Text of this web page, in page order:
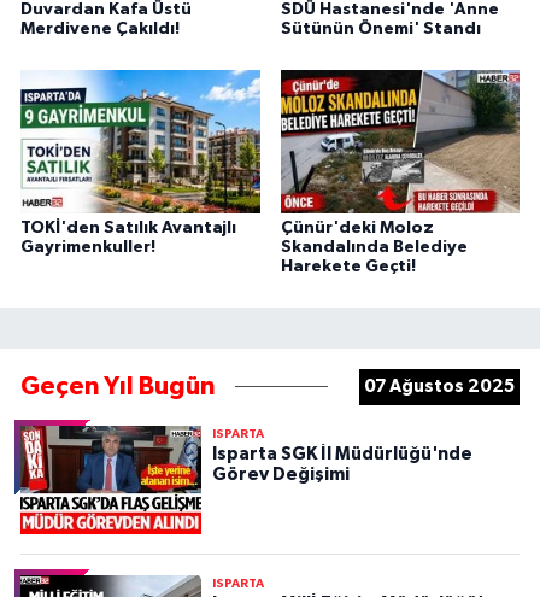
Duvardan Kafa Üstü
Merdivene Çakıldı!
SDÜ Hastanesi'nde 'Anne
Sütünün Önemi' Standı
TOKİ'den Satılık Avantajlı
Gayrimenkuller!
Çünür'deki Moloz
Skandalında Belediye
Harekete Geçti!
Geçen Yıl Bugün 07 Ağustos 2025
ISPARTA
Isparta SGK İl Müdürlüğü'nde
Görev Değişimi
ISPARTA